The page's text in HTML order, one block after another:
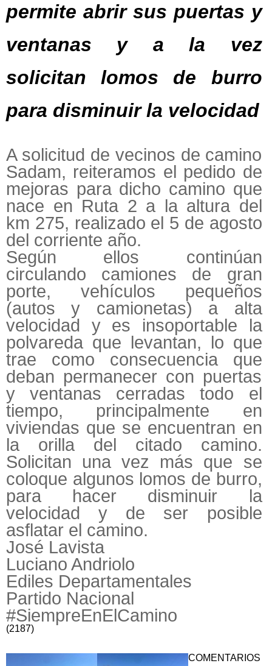
permite abrir sus puertas y
ventanas y a la vez
solicitan lomos de burro
para disminuir la velocidad
A solicitud de vecinos de camino
Sadam, reiteramos el pedido de
mejoras para dicho camino que
nace en Ruta 2 a la altura del
km 275, realizado el 5 de agosto
del corriente año.
Según ellos continúan
circulando camiones de gran
porte, vehículos pequeños
(autos y camionetas) a alta
velocidad y es insoportable la
polvareda que levantan, lo que
trae como consecuencia que
deban permanecer con puertas
y ventanas cerradas todo el
tiempo, principalmente en
viviendas que se encuentran en
la orilla del citado camino.
Solicitan una vez más que se
coloque algunos lomos de burro,
para hacer disminuir la
velocidad y de ser posible
asflatar el camino.
José Lavista
Luciano Andriolo
Ediles Departamentales
Partido Nacional
#SiempreEnElCamino
(2187)
COMENTARIOS